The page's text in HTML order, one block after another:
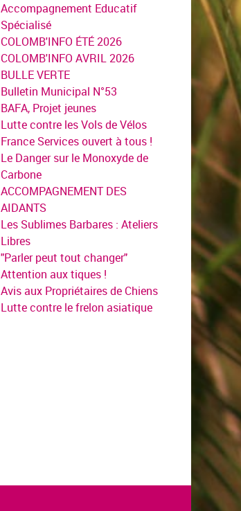
Accompagnement Educatif
Spécialisé
COLOMB'INFO ÉTÉ 2026
COLOMB'INFO AVRIL 2026
BULLE VERTE
Bulletin Municipal N°53
BAFA, Projet jeunes
Lutte contre les Vols de Vélos
France Services ouvert à tous !
Le Danger sur le Monoxyde de
Carbone
ACCOMPAGNEMENT DES
AIDANTS
Les Sublimes Barbares : Ateliers
Libres
"Parler peut tout changer"
Attention aux tiques !
Avis aux Propriétaires de Chiens
Lutte contre le frelon asiatique